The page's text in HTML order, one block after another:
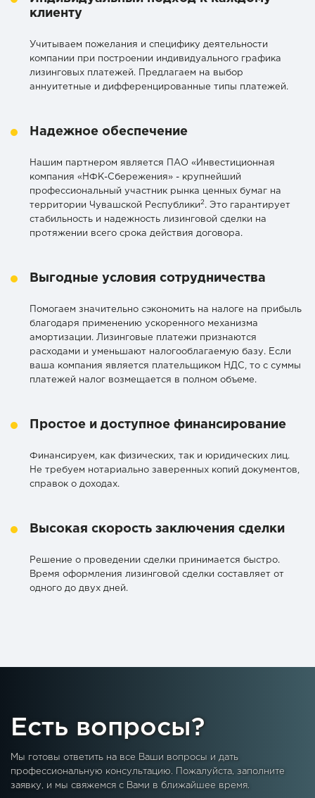
клиенту
Учитываем пожелания и специфику деятельности
компании при построении индивидуального графика
лизинговых платежей. Предлагаем на выбор
аннуитетные и дифференцированные типы платежей.
Надежное обеспечение
Нашим партнером является ПАО «Инвестиционная
компания «НФК-Сбережения» - крупнейший
профессиональный участник рынка ценных бумаг на
территории Чувашской Республики2. Это гарантирует
стабильность и надежность лизинговой сделки на
протяжении всего срока действия договора.
Выгодные условия сотрудничества
Помогаем значительно сэкономить на налоге на прибыль
благодаря применению ускоренного механизма
амортизации. Лизинговые платежи признаются
расходами и уменьшают налогооблагаемую базу. Если
ваша компания является плательщиком НДС, то с суммы
платежей налог возмещается в полном объеме.
Простое и доступное финансирование
Финансируем, как физических, так и юридических лиц.
Не требуем нотариально заверенных копий документов,
справок о доходах.
Высокая скорость заключения сделки
Решение о проведении сделки принимается быстро.
Время оформления лизинговой сделки составляет от
одного до двух дней.
Есть вопросы?
Мы готовы ответить на все Ваши вопросы и дать
профессиональную консультацию. Пожалуйста, заполните
заявку, и мы свяжемся с Вами в ближайшее время.